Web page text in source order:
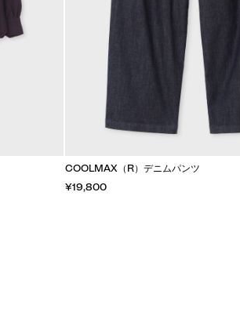
COOLMAX（R）デニムパンツ
¥19,800